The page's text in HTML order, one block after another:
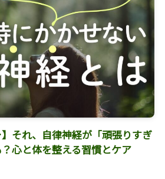
それ、自律神経が「頑張りすぎ
心と体を整える習慣とケア